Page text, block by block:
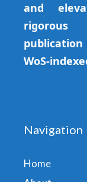
and
rigorous
publication
WoS-
Navigation
Home